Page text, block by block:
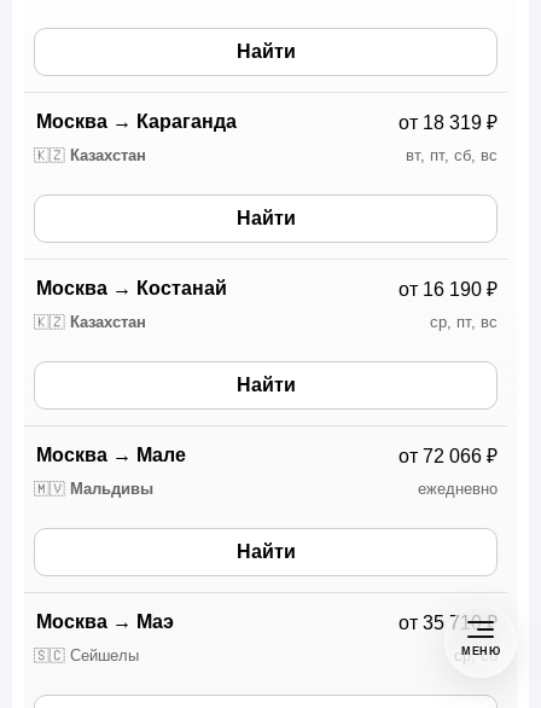
Найти
Москва → Караганда
🇰🇿 Казахстан вт, пт, сб, вс
от 18 319 ₽
Найти
Москва → Костанай
🇰🇿 Казахстан ср, пт, вс
от 16 190 ₽
Найти
Москва → Мале
🇲🇻 Мальдивы ежедневно
от 72 066 ₽
Найти
Москва → Маэ
🇸🇨 Сейшелы ср, сб
от 35 710 ₽
МЕНЮ